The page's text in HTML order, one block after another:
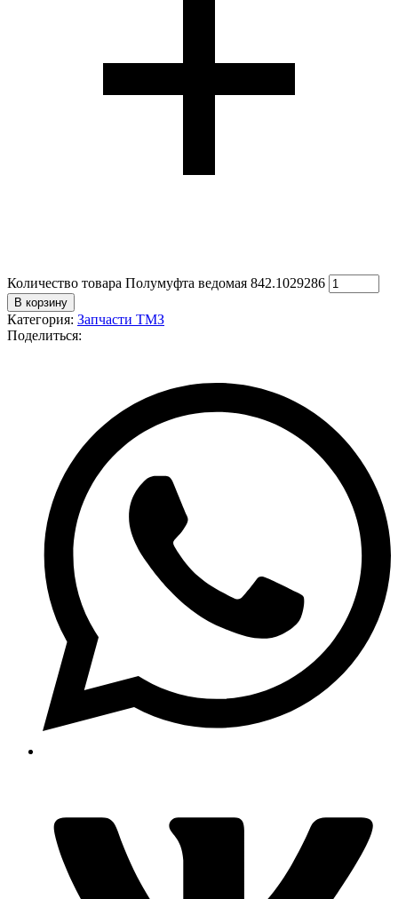
Количество товара Полумуфта ведомая 842.1029286
В корзину
Категория: Запчасти ТМЗ
Поделиться: